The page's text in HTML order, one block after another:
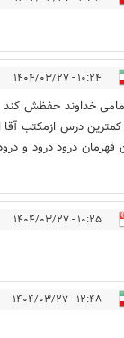
۱۰:۲۴ - ۱۴۰۴/۰۳/۲۷
خداوند حفظش
درس ازمکتب آقا
درود درود و
۱۰:۲۵ - ۱۴۰۴/۰۳/۲۷
۱۲:۴۸ - ۱۴۰۴/۰۳/۲۷